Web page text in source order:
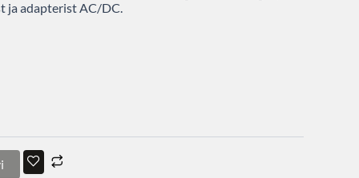
ja adapterist AC/DC.